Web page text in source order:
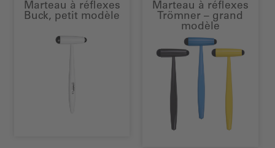
Marteau à réflexes
Buck, petit modèle
Marteau à réflexes
Trömner – grand
modèle